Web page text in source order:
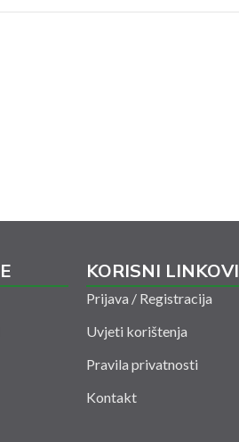
KORISNI LINKOVI
Prijava / Registracija
Uvjeti korištenja
Pravila privatnosti
Kontakt